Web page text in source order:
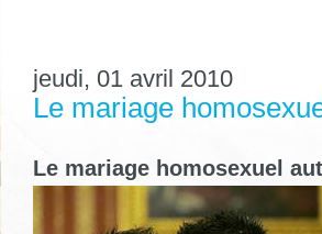
jeudi, 01 avril 2010
Le mariage
Le mariage homosexuel